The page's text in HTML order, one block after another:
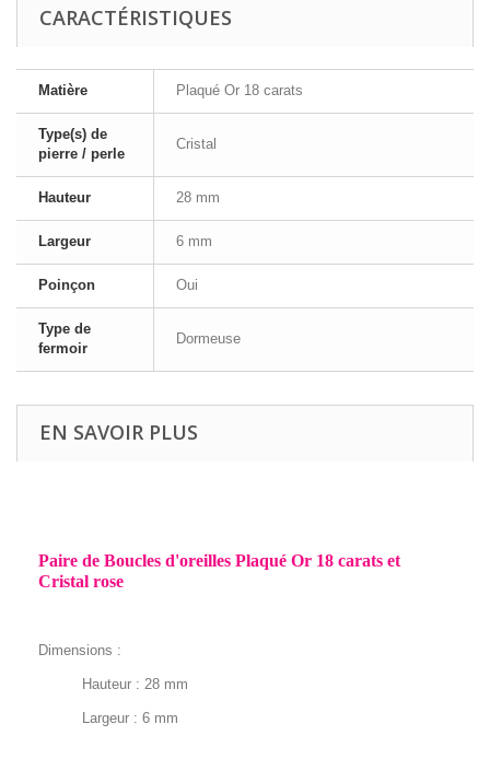
CARACTÉRISTIQUES
Matière Plaqué Or 18 carats
Type(s) de
pierre / perle
Cristal
Hauteur 28 mm
Largeur 6 mm
Poinçon Oui
Type de
fermoir
Dormeuse
EN SAVOIR PLUS
Paire de Boucles d'oreilles Plaqué Or 18 carats et
Cristal rose
Dimensions :
Hauteur : 28 mm
Largeur : 6 mm